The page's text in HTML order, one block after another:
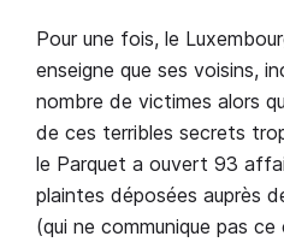
Pour une fois, le
enseigne que ses voisins,
nombre de victimes alors
de ces terribles secrets
le Parquet a ouvert 93
plaintes déposées auprès
(qui ne communique pas